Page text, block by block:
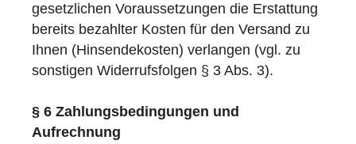
gesetzlichen Voraussetzungen die Erstattung
bereits bezahlter Kosten für den Versand zu
Ihnen (Hinsendekosten) verlangen (vgl. zu
sonstigen Widerrufsfolgen § 3 Abs. 3).
§ 6 Zahlungsbedingungen und
Aufrechnung